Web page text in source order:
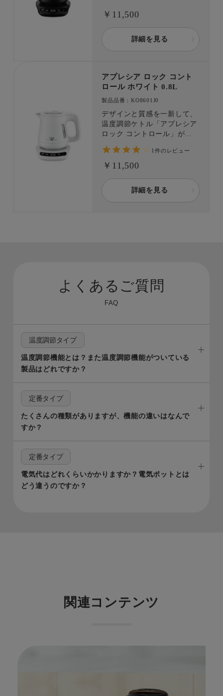
たの「美味しい」がきっと見
つかる。 「転倒してもお湯
がこぼれにくい」構造 と沸
騰時に注ぎ口から蒸気が出に
￥11,500
詳細を見る
アプレシア ロック コント
ロール ホワイト 0.8L
製品品番：KO8601J0
デザインと質感を一新して、
温度調節ケトル「アプレシア
ロック コントロール」が登
たの「美味しい」がきっと見
つかる。 「転倒してもお湯
騰時に注ぎ口から蒸気が出に
くい「省スチーム設計」で、
安全面もしっかり配慮。
1件のレビュー
￥11,500
詳細を見る
よくあるご質問
FAQ
温度調節タイプ
温度調節機能とは？また温度調節機能がついている
製品はどれですか？
定番タイプ
たくさんの種類がありますが、機能の違いはなんで
すか？
定番タイプ
電気代はどれくらいかかりますか？電気ポットとは
どう違うのですか？​
関連コンテンツ